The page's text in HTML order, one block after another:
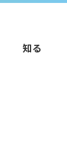
知る